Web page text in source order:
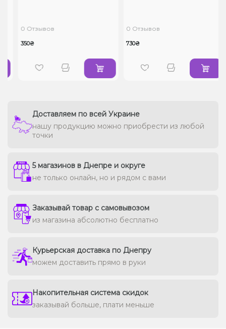
0 Отзывов
350₴
0 Отзывов
730₴
Доставляем по всей Украине
нашу продукцию можно приобрести из любой
точки
5 магазинов в Днепре и округе
не только онлайн, но и рядом с вами
Заказывай товар с самовывозом
из магазина абсолютно бесплатно
Курьерская доставка по Днепру
можем доставить прямо в руки
Накопительная система скидок
заказывай больше, плати меньше